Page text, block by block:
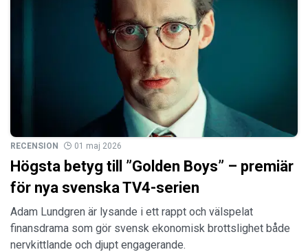
RECENSION 01 maj 2026
Högsta betyg till ”Golden Boys” – premiär
för nya svenska TV4-serien
Adam Lundgren är lysande i ett rappt och välspelat
finansdrama som gör svensk ekonomisk brottslighet både
nervkittlande och djupt engagerande.